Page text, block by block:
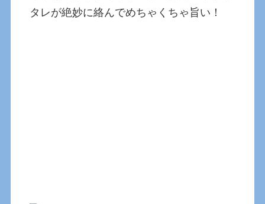
タレが絶妙に絡んでめちゃくちゃ旨い！